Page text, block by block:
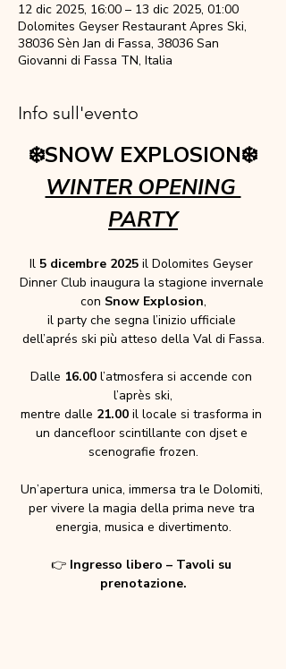
12 dic 2025, 16:00 – 13 dic 2025, 01:00
Dolomites Geyser Restaurant Apres Ski,
38036 Sèn Jan di Fassa, 38036 San
Giovanni di Fassa TN, Italia
Info sull'evento
❄️SNOW EXPLOSION❄️
WINTER OPENING
PARTY
Il 5 dicembre 2025 il Dolomites Geyser
Dinner Club inaugura la stagione invernale
con Snow Explosion,
il party che segna l’inizio ufficiale
dell’aprés ski più atteso della Val di Fassa.
Dalle 16.00 l’atmosfera si accende con
l’après ski,
mentre dalle 21.00 il locale si trasforma in
un dancefloor scintillante con djset e
scenografie frozen.
Un’apertura unica, immersa tra le Dolomiti,
per vivere la magia della prima neve tra
energia, musica e divertimento.
👉 Ingresso libero – Tavoli su
prenotazione.